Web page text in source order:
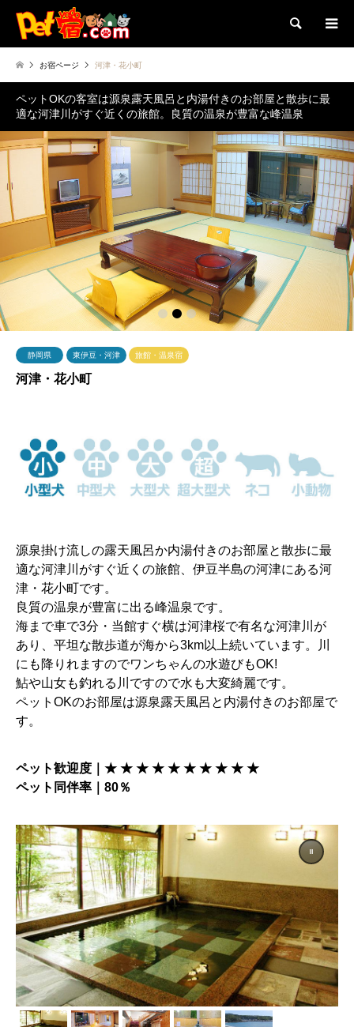
検索
お宿ページ 河津・花小町
ペットOKの客室は源泉露天風呂と内湯付きのお部屋と散歩に最
適な河津川がすぐ近くの旅館。良質の温泉が豊富な峰温泉
1 2
静岡県 東伊豆・河津 旅館・温泉宿
河津・花小町
源泉掛け流しの露天風呂か内湯付きのお部屋と散歩に最
適な河津川がすぐ近くの旅館、伊豆半島の河津にある河
津・花小町です。
良質の温泉が豊富に出る峰温泉です。
海まで車で3分・当館すぐ横は河津桜で有名な河津川が
あり、平坦な散歩道が海から3km以上続いています。川
にも降りれますのでワンちゃんの水遊びもOK!
鮎や山女も釣れる川ですので水も大変綺麗です。
ペットOKのお部屋は源泉露天風呂と内湯付きのお部屋で
す。
ペット歓迎度｜★ ★ ★ ★ ★ ★ ★ ★ ★ ★
ペット同伴率｜80％